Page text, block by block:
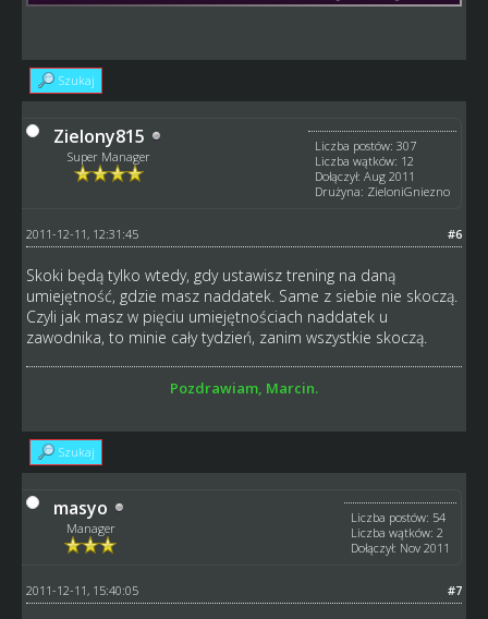
Szukaj
Zielony815
Super Manager
Liczba postów: 307
Liczba wątków: 12
Dołączył: Aug 2011
Drużyna: ZieloniGniezno
#6
2011-12-11, 12:31:45
Skoki będą tylko wtedy, gdy ustawisz trening na daną
umiejętność, gdzie masz naddatek. Same z siebie nie skoczą.
Czyli jak masz w pięciu umiejętnościach naddatek u
zawodnika, to minie cały tydzień, zanim wszystkie skoczą.
Pozdrawiam, Marcin.
Szukaj
masyo
Manager
Liczba postów: 54
Liczba wątków: 2
Dołączył: Nov 2011
#7
2011-12-11, 15:40:05